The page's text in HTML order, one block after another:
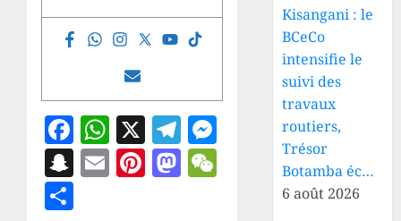
Facebook
WhatsApp
X Telegram
Messenger
Snapchat
EmailPinterest
Mastodon
WeChat
Kisangani : le
BCeCo
intensifie le
suivi des
travaux
routiers,
Trésor
Botamba éc…
6 août 2026